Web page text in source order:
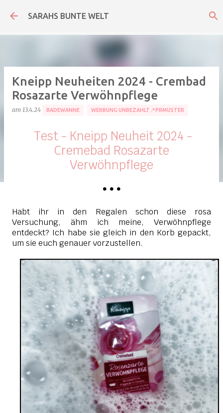
Direkt zum Hauptbereich
SARAHS BUNTE WELT
Kneipp Neuheiten 2024 - Crembad
Rosazarte Verwöhnpflege
am 13.4.24 BADEWANNE WERBUNG UNBEZAHLT📍PRMUSTER
Test - Kneipp Neuheit 2024 -
Cremebad Rosazarte
Verwöhnpflege
• • •
Habt ihr in den Regalen schon diese rosa
Versuchung, ähm ich meine, Verwöhnpflege
entdeckt? Ich habe sie gleich in den Korb gepackt,
um sie euch genauer vorzustellen.